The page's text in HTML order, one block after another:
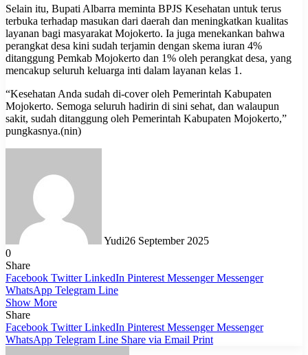
Selain itu, Bupati Albarra meminta BPJS Kesehatan untuk terus
terbuka terhadap masukan dari daerah dan meningkatkan kualitas
layanan bagi masyarakat Mojokerto. Ia juga menekankan bahwa
perangkat desa kini sudah terjamin dengan skema iuran 4%
ditanggung Pemkab Mojokerto dan 1% oleh perangkat desa, yang
mencakup seluruh keluarga inti dalam layanan kelas 1.
“Kesehatan Anda sudah di-cover oleh Pemerintah Kabupaten
Mojokerto. Semoga seluruh hadirin di sini sehat, dan walaupun
sakit, sudah ditanggung oleh Pemerintah Kabupaten Mojokerto,”
pungkasnya.(nin)
Yudi26 September 2025
0
Share
Facebook Twitter LinkedIn Pinterest Messenger Messenger
WhatsApp Telegram Line
Show More
Share
Facebook Twitter LinkedIn Pinterest Messenger Messenger
WhatsApp Telegram Line Share via Email Print